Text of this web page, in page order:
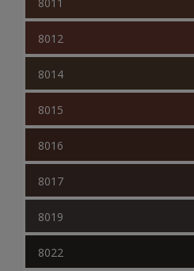
8012
8014
8015
8016
8017
8019
8022